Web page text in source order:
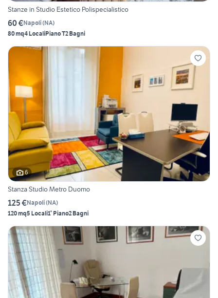
Stanze in Studio Estetico Polispecialistico
60 €Napoli(NA)
80 mq4 LocaliPiano T2 Bagni
6
Stanza Studio Metro Duomo
125 €Napoli(NA)
120 mq5 Locali1° Piano2 Bagni